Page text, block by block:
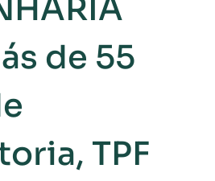
de 55
TPF